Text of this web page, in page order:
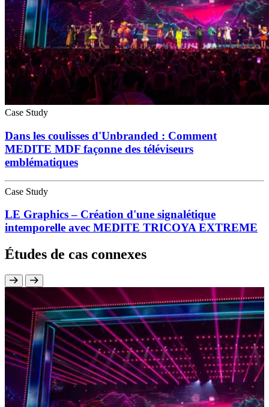
Case Study
Dans les coulisses d'Unbranded : Comment
MEDITE MDF façonne des téléviseurs
emblématiques
Case Study
LE Graphics – Création d'une signalétique
intemporelle avec MEDITE TRICOYA EXTREME
Études de cas connexes